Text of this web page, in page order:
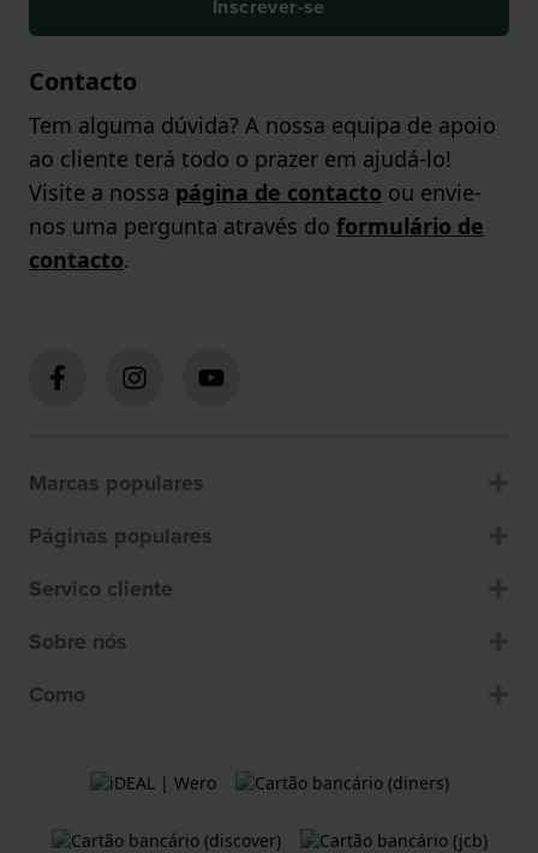
Inscrever-se
Contacto
Tem alguma dúvida? A nossa equipa de apoio
ao cliente terá todo o prazer em ajudá-lo!
Visite a nossa página de contacto ou envie-
nos uma pergunta através do formulário de
contacto.
Marcas populares
Páginas populares
Servico cliente
Sobre nós
Como